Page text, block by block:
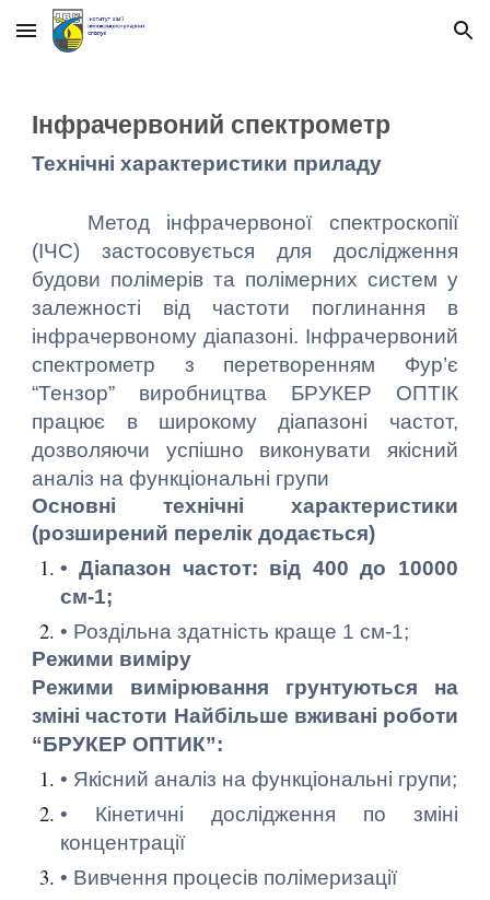
Skip to main content Skip to navigation
Інфрачервоний спектрометр
Технічні характеристики приладу
Метод інфрачервоної спектроскопії
(ІЧС) застосовується для дослідження
будови полімерів та полімерних систем у
залежності від частоти поглинання в
інфрачервоному діапазоні. Інфрачервоний
спектрометр з перетворенням Фур’є
“Тензор” виробництва БРУКЕР ОПТІК
працює в широкому діапазоні частот,
дозволяючи успішно виконувати якісний
аналіз на функціональні групи
Основні технічні характеристики
(розширений перелік додається)
• Діапазон частот: від 400 до 10000
см-1;
• Роздільна здатність краще 1 см-1;
Режими виміру
Режими вимірювання грунтуються на
зміні частоти Найбільше вживані роботи
“БРУКЕР ОПТИК”:
• Якісний аналіз на функціональні групи;
• Кінетичні дослідження по зміні
концентрації
• Вивчення процесів полімеризації